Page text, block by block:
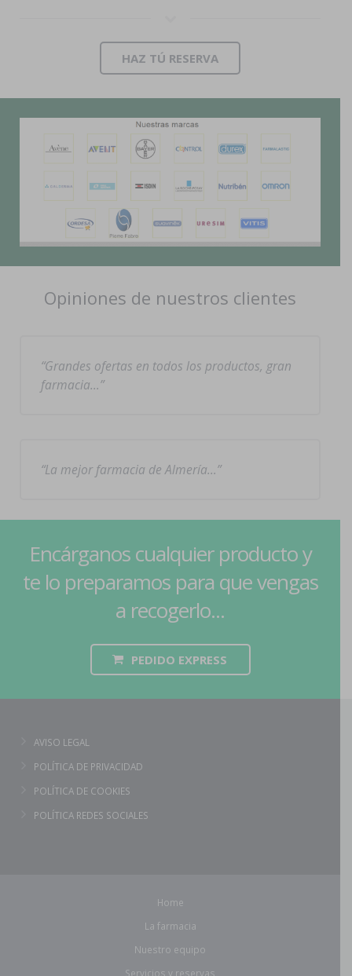
HAZ TÚ RESERVA
Opiniones de nuestros clientes
Grandes ofertas en todos los productos, gran
farmacia…
La mejor farmacia de Almería…
Encárganos cualquier producto y
te lo preparamos para que vengas
a recogerlo...
PEDIDO EXPRESS
AVISO LEGAL
POLÍTICA DE PRIVACIDAD
POLÍTICA DE COOKIES
POLÍTICA REDES SOCIALES
Home
La farmacia
Nuestro equipo
Servicios y reservas